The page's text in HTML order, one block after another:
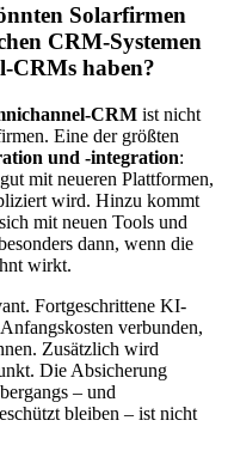
Solarfirmen
CRM-Systemen
CRMs haben?
CRM ist nicht
Eine der größten
und -integration:
mit neueren Plattformen,
wird. Hinzu kommt
mit neuen Tools und
dann, wenn die
wirkt.
Fortgeschrittene KI-
verbunden,
Zusätzlich wird
Die Absicherung
– und
bleiben – ist nicht